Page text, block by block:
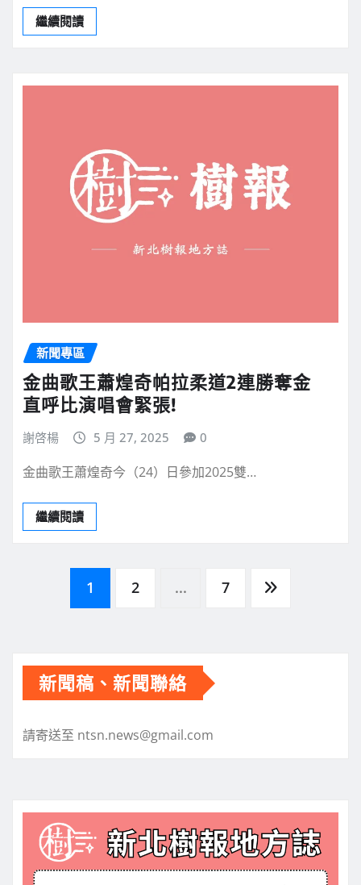
繼續閱讀
新聞專區
金曲歌王蕭煌奇帕拉柔道2連勝奪金
直呼比演唱會緊張!
謝啓楊 5 月 27, 2025 0
金曲歌王蕭煌奇今（24）日參加2025雙…
繼續閱讀
頁
1 2 ... 7
新聞稿、新聞聯絡
請寄送至 ntsn.news@gmail.com